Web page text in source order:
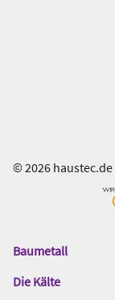
© 2026
Das
Gentner
Baumetall
Die Kälte